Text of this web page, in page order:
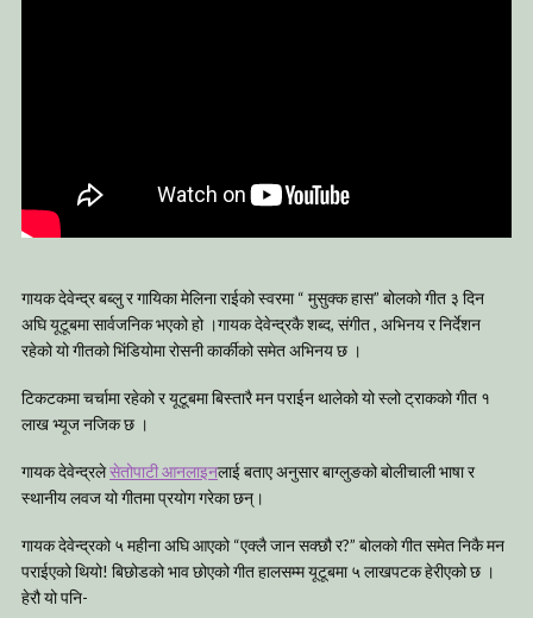
गायक देवेन्द्र बब्लु र गायिका मेलिना राईको स्वरमा “ मुसुक्क हास” बोलको गीत ३ दिन
अघि यूटूबमा सार्वजनिक भएको हो ।गायक देवेन्द्रकै शब्द, संगीत , अभिनय र निर्देशन
रहेको यो गीतको भिंडियोमा रोसनी कार्कीको समेत अभिनय छ ।
टिकटकमा चर्चामा रहेको र यूटूबमा बिस्तारै मन पराईन थालेको यो स्लो ट्राकको गीत १
लाख भ्यूज नजिक छ ।
गायक देवेन्द्रलेसेतोपाटी आनलाइनलाई बताए अनुसार बाग्लुङको बोलीचाली भाषा र
स्थानीय लवज यो गीतमा प्रयोग गरेका छन्।
गायक देवेन्द्रको ५ महीना अघि आएको “एक्लै जान सक्छौ र?” बोलको गीत समेत निकै मन
पराईएको थियो! बिछोडको भाव छोएको गीत हालसम्म यूटूबमा ५ लाखपटक हेरीएको छ ।
हेरौ यो पनि-